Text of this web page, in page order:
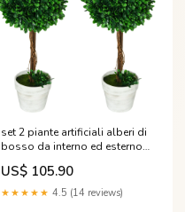
set 2 piante artificiali alberi di
bosso da interno ed esterno
o28x60 cm con vaso verde
295719 VE1721APPI031-CR
US$ 105.90
★★★★★ 4.5 (14 reviews)